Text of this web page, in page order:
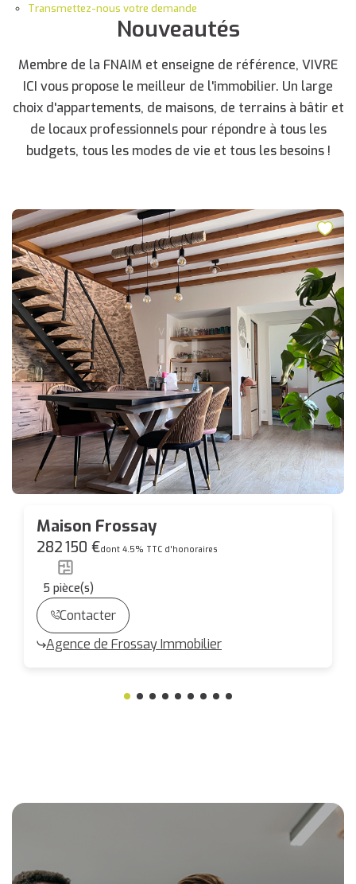
Transmettez-nous votre demande
Nouveautés
Membre de la FNAIM et enseigne de référence, VIVRE
ICI vous propose le meilleur de l'immobilier. Un large
choix d'appartements, de maisons, de terrains à bâtir et
de locaux professionnels pour répondre à tous les
budgets, tous les modes de vie et tous les besoins !
Maison Frossay
282 150 €dont 4.5% TTC d'honoraires
5 pièce(s)
Contacter
Agence de Frossay Immobilier